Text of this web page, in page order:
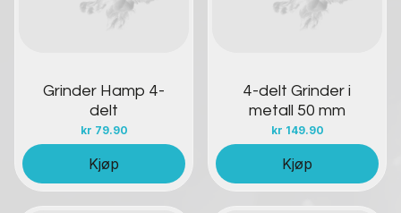
Grinder Hamp 4-
delt
kr 79.90
Kjøp
4-delt Grinder i
metall 50 mm
kr 149.90
Kjøp